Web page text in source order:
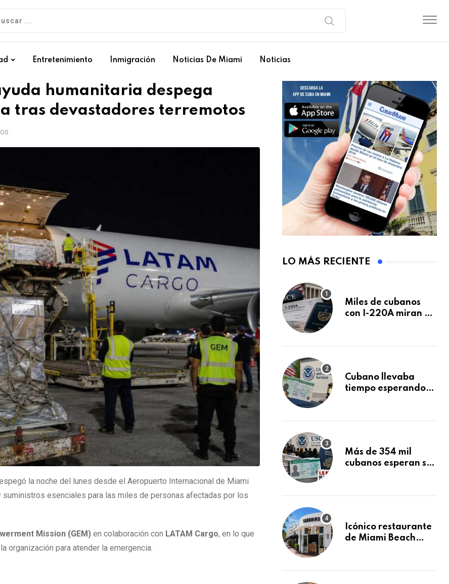
Entretenimiento Inmigración Noticias De Miami Noticias
humanitaria despega
tras devastadores terremotos
la noche del lunes desde el Aeropuerto Internacional de Miami
esenciales para las miles de personas afectadas por los
Mission (GEM) en colaboración con LATAM Cargo, en lo que
organización para atender la emergencia.
LO MÁS RECIENTE
Miles de cubanos
con I-220A miran al
decidirse en una
Cubano llevaba
tiempo esperando
tras Writ of
Más de 354 mil
cubanos esperan su
acumula 1.5 millones
Icónico restaurante
de Miami Beach
después de 15 años